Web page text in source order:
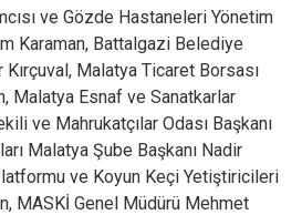
ve Gözde Hastaneleri Yönetim
Karaman, Battalgazi Belediye
Kırçuval, Malatya Ticaret Borsası
Malatya Esnaf ve Sanatkarlar
ve Mahrukatçılar Odası Başkanı
Malatya Şube Başkanı Nadir
ve Koyun Keçi Yetiştiricileri
MASKİ Genel Müdürü Mehmet